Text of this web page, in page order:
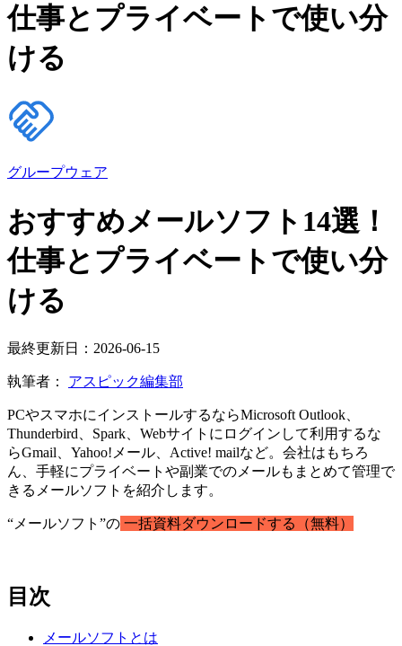
仕事とプライベートで使い分
ける
グループウェア
おすすめメールソフト14選！
仕事とプライベートで使い分
ける
最終更新日：2026-06-15
執筆者： アスピック編集部
PCやスマホにインストールするならMicrosoft Outlook、
Thunderbird、Spark、Webサイトにログインして利用するな
らGmail、Yahoo!メール、Active! mailなど。会社はもちろ
ん、手軽にプライベートや副業でのメールもまとめて管理で
きるメールソフトを紹介します。
“メールソフト”の 一括資料ダウンロードする（無料）
目次
メールソフトとは